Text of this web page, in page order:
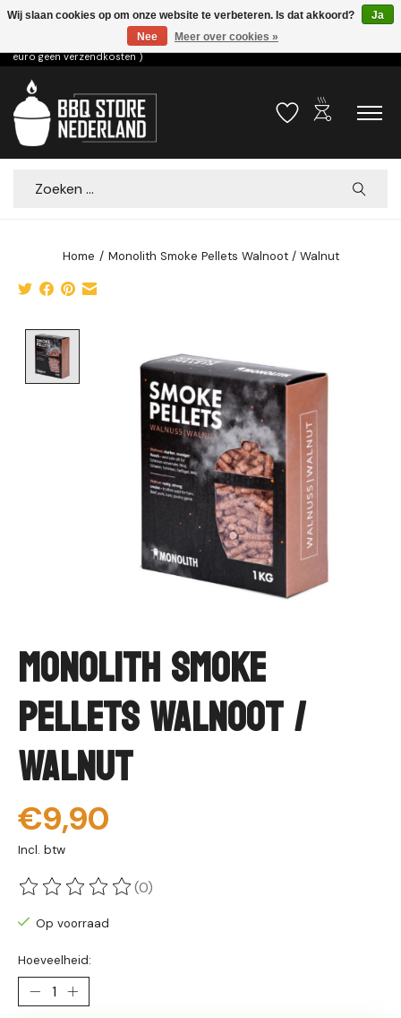
Voor 15.00u besteld dezelfde dag verzonden! ( 6,95 verzendkosten, vanaf 75
euro geen verzendkosten )
Verlanglijst
outdoor_grill
Zoeken
Home / Monolith Smoke Pellets Walnoot / Walnut
Monolith Smoke
Pellets Walnoot /
Walnut
€9,90
Incl. btw
De beoordeling van dit product is
(0)
Op voorraad
Hoeveelheid:
Wij slaan cookies op om onze website te verbeteren. Is dat akkoord?
Ja
Nee
Meer over cookies »